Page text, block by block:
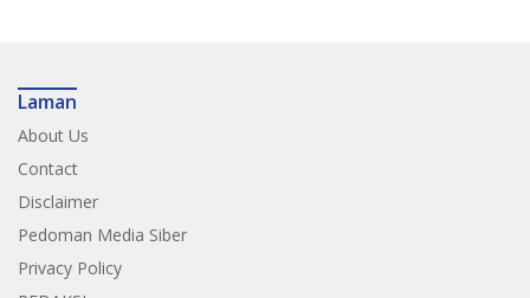
Laman
About Us
Contact
Disclaimer
Pedoman Media Siber
Privacy Policy